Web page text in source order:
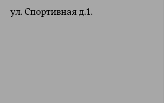
ул. Спортивная д.1.